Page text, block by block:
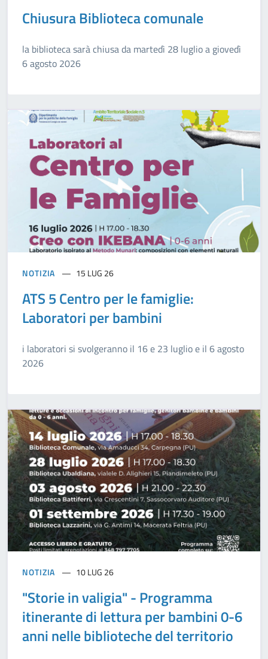
Chiusura Biblioteca comunale
la biblioteca sarà chiusa da martedì 28 luglio a giovedì
6 agosto 2026
NOTIZIA 15 LUG 26
ATS 5 Centro per le famiglie:
Laboratori per bambini
i laboratori si svolgeranno il 16 e 23 luglio e il 6 agosto
2026
NOTIZIA 10 LUG 26
"Storie in valigia" - Programma
itinerante di lettura per bambini 0-6
anni nelle biblioteche del territorio